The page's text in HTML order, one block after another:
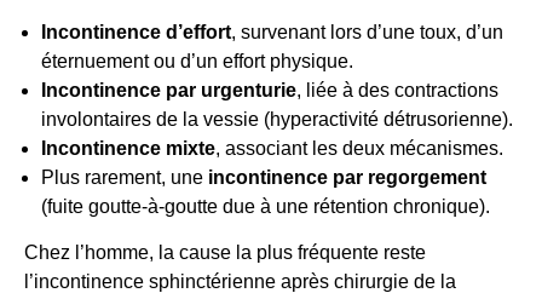
Incontinence d’effort, survenant lors d’une toux, d’un
éternuement ou d’un effort physique.
Incontinence par urgenturie, liée à des contractions
involontaires de la vessie (hyperactivité détrusorienne).
Incontinence mixte, associant les deux mécanismes.
Plus rarement, une incontinence par regorgement
(fuite goutte-à-goutte due à une rétention chronique).
Chez l’homme, la cause la plus fréquente reste
l’incontinence sphinctérienne après chirurgie de la